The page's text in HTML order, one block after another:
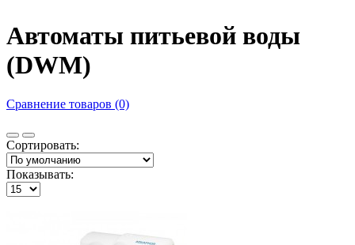
Автоматы питьевой воды
(DWM)
Сравнение товаров (0)
Сортировать:
Показывать: